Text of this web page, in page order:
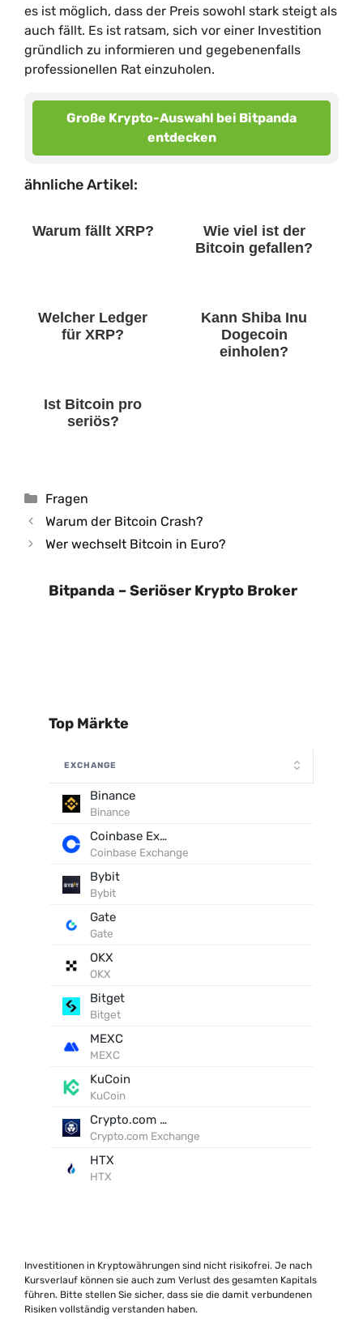
es ist möglich, dass der Preis sowohl stark steigt als
auch fällt. Es ist ratsam, sich vor einer Investition
gründlich zu informieren und gegebenenfalls
professionellen Rat einzuholen.
Große Krypto-Auswahl bei Bitpanda
entdecken
ähnliche Artikel:
Warum fällt XRP?
Wie viel ist der
Bitcoin gefallen?
Welcher Ledger
für XRP?
Kann Shiba Inu
Dogecoin
einholen?
Ist Bitcoin pro
seriös?
Kategorien
Fragen
Warum der Bitcoin Crash?
Wer wechselt Bitcoin in Euro?
Bitpanda – Seriöser Krypto Broker
Top Märkte
EXCHANGE
Binance
Binance
Coinbase Exchange
Coinbase Exchange
Bybit
Bybit
Gate
Gate
OKX
OKX
Bitget
Bitget
MEXC
MEXC
KuCoin
KuCoin
Crypto.com Exchange
Crypto.com Exchange
HTX
HTX
Investitionen in Kryptowährungen sind nicht risikofrei. Je nach
Kursverlauf können sie auch zum Verlust des gesamten Kapitals
führen. Bitte stellen Sie sicher, dass sie die damit verbundenen
Risiken vollständig verstanden haben.